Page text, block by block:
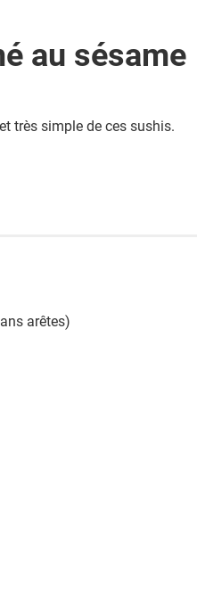
au sésame
très simple de ces sushis.
arêtes)